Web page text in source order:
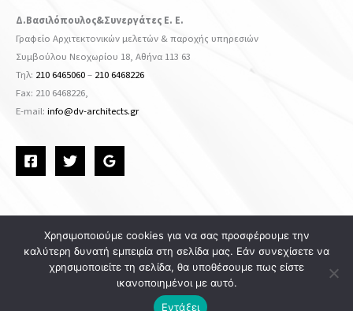
Δ.Βασιλόπουλος&Συνεργάτες Ε. Ε.
Γραφείο Αρχιτεκτονικών μελετών & παροχής υπηρεσιών
Συμβούλου Νεοχωρίου 18, Αθήνα 113 63
Τηλ: 210 6465060– 210 6468226
Fax: 210 6468226,
Ε-mail: info@dv-architects.gr
Copyright © 2026 DV ARCHITECTS
Powered by
Χρησιμοποιούμε cookies για να σας προσφέρουμε την
καλύτερη δυνατή εμπειρία στη σελίδα μας. Εάν συνεχίσετε να
χρησιμοποιείτε τη σελίδα, θα υποθέσουμε πως είστε
ικανοποιημένοι με αυτό.
Εντάξει